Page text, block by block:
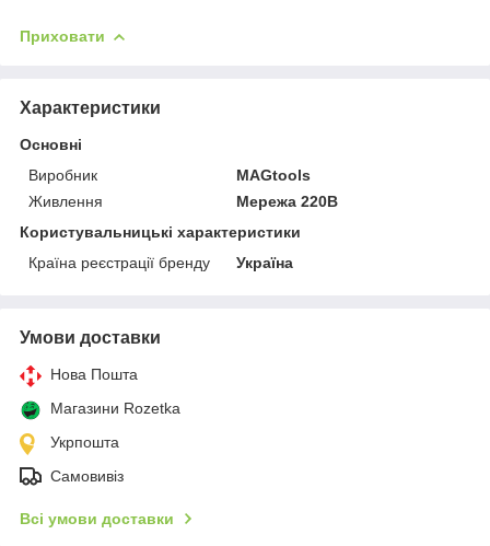
Приховати
Характеристики
Основні
Виробник
MAGtools
Живлення
Мережа 220В
Користувальницькі характеристики
Країна реєстрації бренду
Україна
Умови доставки
Нова Пошта
Магазини Rozetka
Укрпошта
Самовивіз
Всі умови доставки